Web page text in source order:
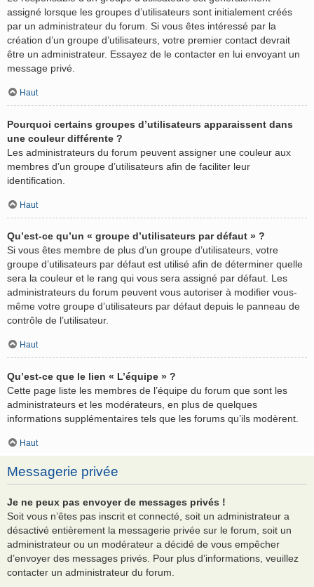
assigné lorsque les groupes d’utilisateurs sont initialement créés
par un administrateur du forum. Si vous êtes intéressé par la
création d’un groupe d’utilisateurs, votre premier contact devrait
être un administrateur. Essayez de le contacter en lui envoyant un
message privé.
Haut
Pourquoi certains groupes d’utilisateurs apparaissent dans
une couleur différente ?
Les administrateurs du forum peuvent assigner une couleur aux
membres d’un groupe d’utilisateurs afin de faciliter leur
identification.
Haut
Qu’est-ce qu’un « groupe d’utilisateurs par défaut » ?
Si vous êtes membre de plus d’un groupe d’utilisateurs, votre
groupe d’utilisateurs par défaut est utilisé afin de déterminer quelle
sera la couleur et le rang qui vous sera assigné par défaut. Les
administrateurs du forum peuvent vous autoriser à modifier vous-
même votre groupe d’utilisateurs par défaut depuis le panneau de
contrôle de l’utilisateur.
Haut
Qu’est-ce que le lien « L’équipe » ?
Cette page liste les membres de l’équipe du forum que sont les
administrateurs et les modérateurs, en plus de quelques
informations supplémentaires tels que les forums qu’ils modèrent.
Haut
Messagerie privée
Je ne peux pas envoyer de messages privés !
Soit vous n’êtes pas inscrit et connecté, soit un administrateur a
désactivé entièrement la messagerie privée sur le forum, soit un
administrateur ou un modérateur a décidé de vous empêcher
d’envoyer des messages privés. Pour plus d’informations, veuillez
contacter un administrateur du forum.